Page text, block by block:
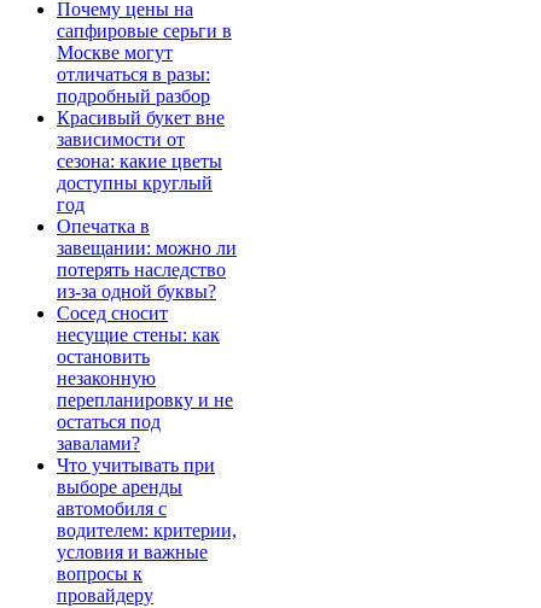
Почему цены на
сапфировые серьги в
Москве могут
отличаться в разы:
подробный разбор
Красивый букет вне
зависимости от
сезона: какие цветы
доступны круглый
год
Опечатка в
завещании: можно ли
потерять наследство
из-за одной буквы?
Сосед сносит
несущие стены: как
остановить
незаконную
перепланировку и не
остаться под
завалами?
Что учитывать при
выборе аренды
автомобиля с
водителем: критерии,
условия и важные
вопросы к
провайдеру